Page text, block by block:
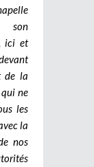
son
ici et
de la
ne
les
la
nos